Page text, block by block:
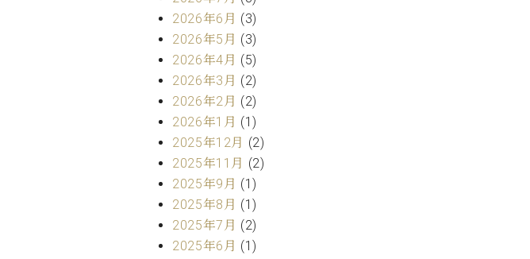
2026年6月 (3)
2026年5月 (3)
2026年4月 (5)
2026年3月 (2)
2026年2月 (2)
2026年1月 (1)
2025年12月 (2)
2025年11月 (2)
2025年9月 (1)
2025年8月 (1)
2025年7月 (2)
2025年6月 (1)